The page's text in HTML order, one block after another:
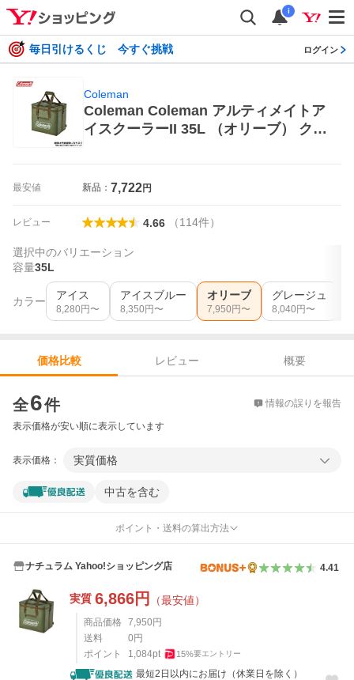
i
毎日引けるくじ 今すぐ挑戦 ログイン
Coleman
Coleman Coleman アルティメイトア
イスクーラーII 35L （オリーブ） クー
最安値 新品： 7,722円
レビュー 4.66 （114件）
選択中のバリエーション
容量35L
カラー アイス
8,280 円〜
アイスブルー
8,350 円〜
オリーブ
7,950 円〜
グレージュ
8,040 円〜
価格比較 レビュー
概要
全6件 情報の誤りを報告
表示価格が安い順に表示しています
表示価格： 実質価格
中古を含む
ポイント・送料の算出方法
ナチュラム Yahoo!ショッピング店 4.41
実質 6,866円 （最安値）
商品価格 7,950 円
送料
0 円
ポイント
1,084pt 15%要エントリー
最短2日以内にお届け（休業日を除く）